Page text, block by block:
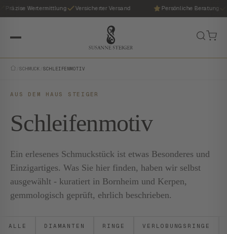
Präzise Wertermittlung Versicherter Versand Persönliche Beratung
SCHMUCK /SCHLEIFENMOTIV
AUS DEM HAUS STEIGER
Schleifenmotiv
Ein erlesenes Schmuckstück ist etwas Besonderes und
Einzigartiges. Was Sie hier finden, haben wir selbst
ausgewählt - kuratiert in Bornheim und Kerpen,
gemmologisch geprüft, ehrlich beschrieben.
ALLE DIAMANTEN RINGE VERLOBUNGSRINGE